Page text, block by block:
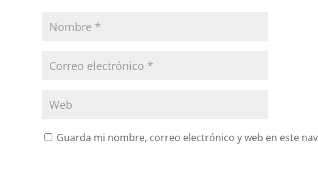
Guarda mi nombre, correo electrónico y web en este